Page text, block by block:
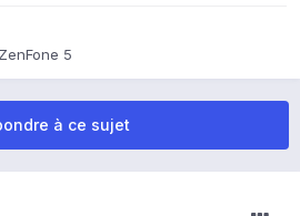
5
à ce sujet